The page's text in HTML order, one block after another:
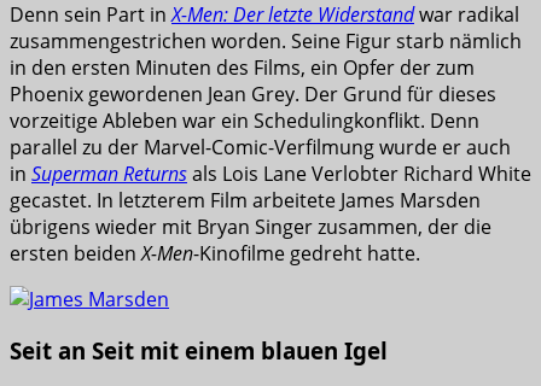
Denn sein Part inX-Men: Der letzte Widerstandwar radikal
zusammengestrichen worden. Seine Figur starb nämlich
in den ersten Minuten des Films, ein Opfer der zum
Phoenix gewordenen Jean Grey. Der Grund für dieses
vorzeitige Ableben war ein Schedulingkonflikt. Denn
parallel zu der Marvel-Comic-Verfilmung wurde er auch
in Superman Returnsals Lois Lane Verlobter Richard White
gecastet. In letzterem Film arbeitete James Marsden
übrigens wieder mit Bryan Singer zusammen, der die
ersten beidenX-Men-Kinofilme gedreht hatte.
Seit an Seit mit einem blauen Igel